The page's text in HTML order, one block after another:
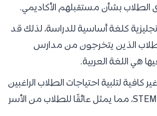
الطلاب بشأن مستقبلهم الأكاديمي.
كلغة أساسية للدراسة، لذلك قد
الذين يتخرجون من مدارس
هي اللغة العربية.
كافية لتلبية احتياجات الطلاب الراغبين
في التسجيل في مدارس STEM، مما يمثل عائقًا للطلاب من الأسر